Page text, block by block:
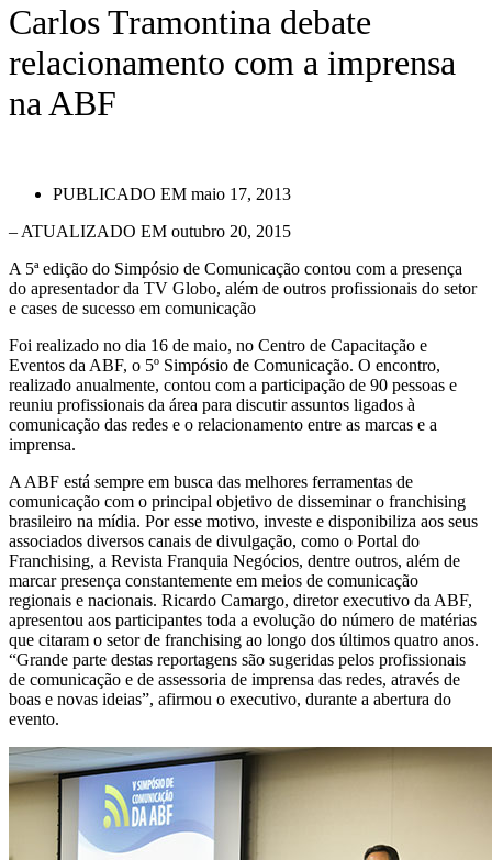
Carlos Tramontina debate
relacionamento com a imprensa
na ABF
PUBLICADO EM maio 17, 2013
– ATUALIZADO EM outubro 20, 2015
A 5ª edição do Simpósio de Comunicação contou com a presença
do apresentador da TV Globo, além de outros profissionais do setor
e cases de sucesso em comunicação
Foi realizado no dia 16 de maio, no Centro de Capacitação e
Eventos da ABF, o 5º Simpósio de Comunicação. O encontro,
realizado anualmente, contou com a participação de 90 pessoas e
reuniu profissionais da área para discutir assuntos ligados à
comunicação das redes e o relacionamento entre as marcas e a
imprensa.
A ABF está sempre em busca das melhores ferramentas de
comunicação com o principal objetivo de disseminar o franchising
brasileiro na mídia. Por esse motivo, investe e disponibiliza aos seus
associados diversos canais de divulgação, como o Portal do
Franchising, a Revista Franquia Negócios, dentre outros, além de
marcar presença constantemente em meios de comunicação
regionais e nacionais. Ricardo Camargo, diretor executivo da ABF,
apresentou aos participantes toda a evolução do número de matérias
que citaram o setor de franchising ao longo dos últimos quatro anos.
“Grande parte destas reportagens são sugeridas pelos profissionais
de comunicação e de assessoria de imprensa das redes, através de
boas e novas ideias”, afirmou o executivo, durante a abertura do
evento.